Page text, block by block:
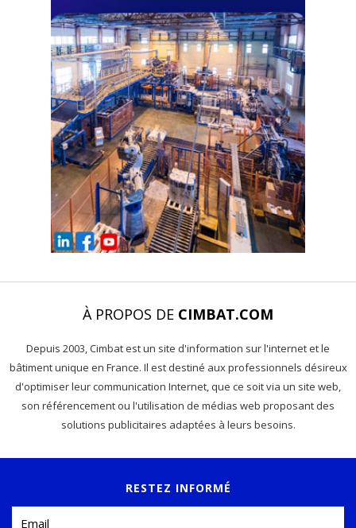
À PROPOS DE CIMBAT.COM
Depuis 2003, Cimbat est un site d'information sur l'internet et le
bâtiment unique en France. Il est destiné aux professionnels désireux
d'optimiser leur communication Internet, que ce soit via un site web,
son référencement ou l'utilisation de médias web proposant des
solutions publicitaires adaptées à leurs besoins.
RESTEZ INFORMÉ